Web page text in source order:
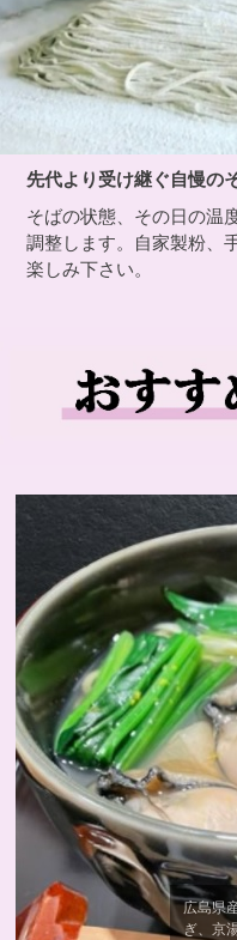
先代より受け継ぐ自慢の
そばの状態、その日の温
調整します。自家製粉、
楽しみ下さい。
広島県
ぎ、京